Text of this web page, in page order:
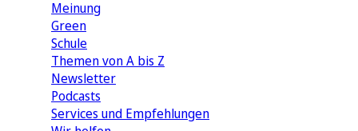
Meinung
Green
Schule
Themen von A bis Z
Newsletter
Podcasts
Services und Empfehlungen